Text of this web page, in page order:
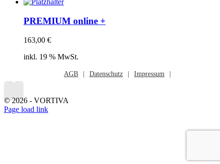
PREMIUM online +
163,00 €
inkl. 19 % MwSt.
AGB Datenschutz Impressum
© 2026 - VORTIVA
Page load link